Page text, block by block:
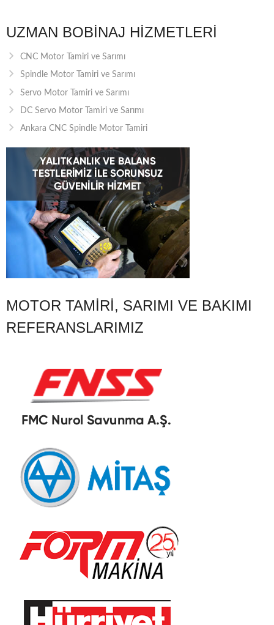
UZMAN BOBINAJ HIZMETLERI
CNC Motor Tamiri ve Sarımı
Spindle Motor Tamiri ve Sarımı
Servo Motor Tamiri ve Sarımı
DC Servo Motor Tamiri ve Sarımı
Ankara CNC Spindle Motor Tamiri
MOTOR TAMIRI, SARIMI VE BAKIMI
REFERANSLARIMIZ